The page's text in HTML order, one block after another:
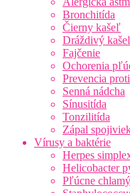
Bronchitída
Čierny kašeľ
Dráždivý
Fajčenie
Ochorenia
Prevencia
Senná nádcha
Sínusitída
Tonzilitída
Zápal
Vírusy a baktérie
Herpes
Helicobacter
Pľúcne